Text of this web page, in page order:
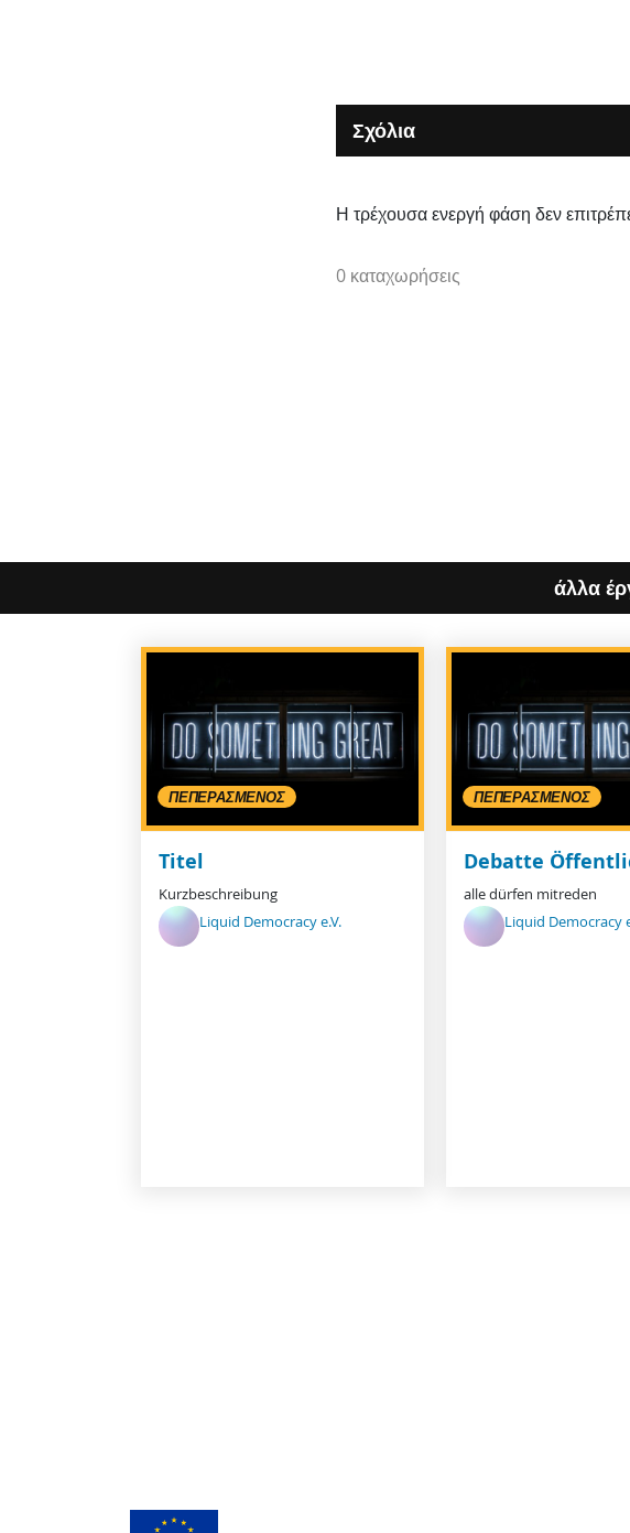
Σχόλια
Η τρέχουσα ενεργή φάση δεν
0 καταχωρήσεις
άλλα
ΠΕΠΕΡΑΣΜΈΝΟΣ
Titel
Kurzbeschreibung
Liquid Democracy e.V.
ΠΕΠΕΡΑΣΜΈΝΟΣ
Debatte
alle dürfen mitreden
Liquid Democracy